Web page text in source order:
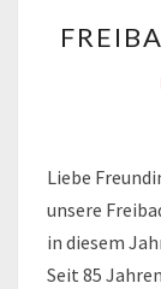
Liebe
unsere
in diesem
Seit 85